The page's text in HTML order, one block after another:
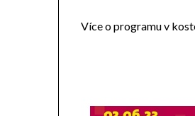
Více o programu v